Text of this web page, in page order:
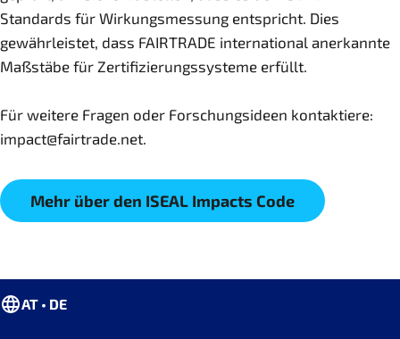
Standards für Wirkungsmessung entspricht. Dies
gewährleistet, dass FAIRTRADE international anerkannte
Maßstäbe für Zertifizierungssysteme erfüllt.
Für weitere Fragen oder Forschungsideen kontaktiere:
Mehr über den ISEAL Impacts Code
AT • DE